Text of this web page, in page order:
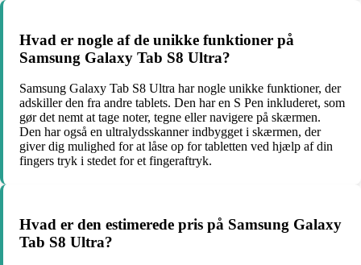
Hvad er nogle af de unikke funktioner på
Samsung Galaxy Tab S8 Ultra?
Samsung Galaxy Tab S8 Ultra har nogle unikke funktioner, der
adskiller den fra andre tablets. Den har en S Pen inkluderet, som
gør det nemt at tage noter, tegne eller navigere på skærmen.
Den har også en ultralydsskanner indbygget i skærmen, der
giver dig mulighed for at låse op for tabletten ved hjælp af din
fingers tryk i stedet for et fingeraftryk.
Hvad er den estimerede pris på Samsung Galaxy
Tab S8 Ultra?